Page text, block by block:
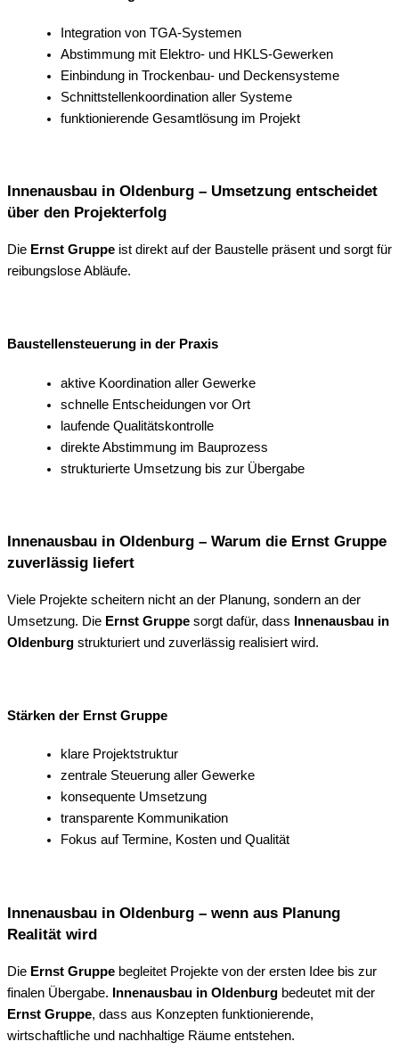
Integration von TGA-Systemen
Abstimmung mit Elektro- und HKLS-Gewerken
Einbindung in Trockenbau- und Deckensysteme
Schnittstellenkoordination aller Systeme
funktionierende Gesamtlösung im Projekt
Innenausbau in Oldenburg – Umsetzung entscheidet
über den Projekterfolg
Die Ernst Gruppe ist direkt auf der Baustelle präsent und sorgt für
reibungslose Abläufe.
Baustellensteuerung in der Praxis
aktive Koordination aller Gewerke
schnelle Entscheidungen vor Ort
laufende Qualitätskontrolle
direkte Abstimmung im Bauprozess
strukturierte Umsetzung bis zur Übergabe
Innenausbau in Oldenburg – Warum die Ernst Gruppe
zuverlässig liefert
Viele Projekte scheitern nicht an der Planung, sondern an der
Umsetzung. Die Ernst Gruppe sorgt dafür, dass
Innenausbau in
Oldenburg strukturiert und zuverlässig realisiert wird.
Stärken der Ernst Gruppe
klare Projektstruktur
zentrale Steuerung aller Gewerke
konsequente Umsetzung
transparente Kommunikation
Fokus auf Termine, Kosten und Qualität
Innenausbau in Oldenburg – wenn aus Planung
Realität wird
Die Ernst Gruppe begleitet Projekte von der ersten Idee bis zur
finalen Übergabe.
Innenausbau in Oldenburg bedeutet mit der
Ernst Gruppe, dass aus Konzepten funktionierende,
wirtschaftliche und nachhaltige Räume entstehen.